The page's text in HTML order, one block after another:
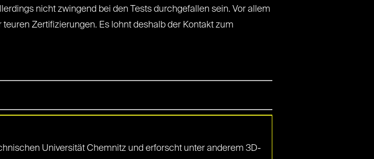
nicht zwingend bei den Tests durchgefallen sein. Vor allem
Zertifizierungen. Es lohnt deshalb der Kontakt zum
Universität Chemnitz und erforscht unter anderem 3D-